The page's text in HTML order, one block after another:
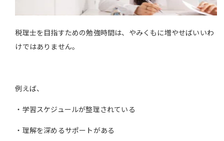
税理士を目指すための勉強時間は、やみくもに増やせばいいわ
けではありません。
例えば、
・学習スケジュールが整理されている
・理解を深めるサポートがある